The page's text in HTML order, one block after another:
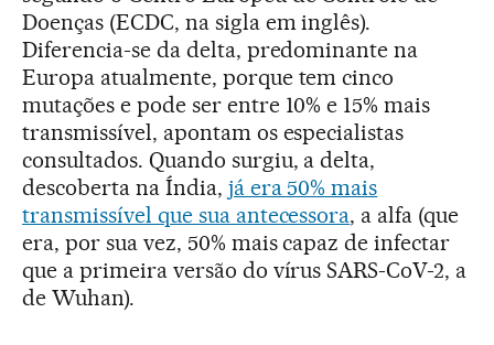
Doenças (ECDC, na sigla em inglês).
Diferencia-se da delta, predominante na
Europa atualmente, porque tem cinco
mutações e pode ser entre 10% e 15% mais
transmissível, apontam os especialistas
consultados. Quando surgiu, a delta,
descoberta na Índia, já era 50% mais
transmissível que sua antecessora, a alfa (que
era, por sua vez, 50% mais capaz de infectar
que a primeira versão do vírus SARS-CoV-2, a
de Wuhan).